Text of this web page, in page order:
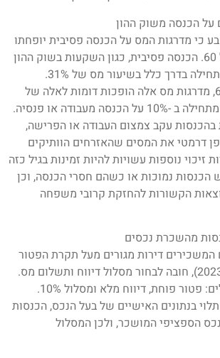
על הכנסה משוק ההון
כי מדרגות המס על הכנסה פסיבית יופחתו
כאשר חוצים את גיל 60. הכנסה פסיבית, כגון השקעות בשוק ההון
או השכרת נכסים, מתחילה בדרך כלל בשיעור מס של 31%.
כשעוברים את גיל 60, מדרגות מס אלה הופכות דומות לאלה של
הכנסה פעילה, אשר מתחילה ב -10% על הכנסה מעבודה או פנסיה.
בהכנסות עקב צמצום העבודה או הפרישה,
דרמטי את המסים שהאזרחים הוותיקים
זיכוי נוספות עשויות להיות זמינות בגיל כזה
הכנסות נמוכות או כשהם חסרי הכנסה, וכן
הקשורות להחזקת קרובי משפחה
מהשכרת נכסים
המשכירים דירות מגורים מעל תקרת הפטור
(5,472 שקל בשנת 2023), חובה לבחור מסלול דיווח ותשלום מס.
ישנם שלושה מסלולים: פטור פוחת, דיווח מלא ומסלול 10%.
בנתונים האישיים של בעל הנכס, הכנסות
הספציפי המושכר, ולכן המסלול